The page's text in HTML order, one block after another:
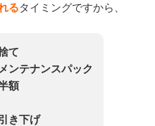
るタイミングですから、
て
ンテナンスパック
額
き下げ